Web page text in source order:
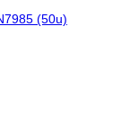
(50u)